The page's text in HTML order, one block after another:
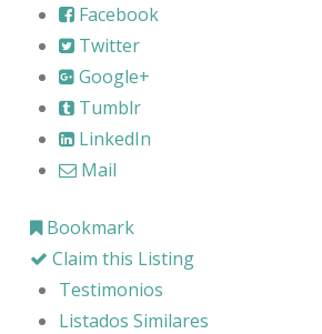
Facebook
Twitter
Google+
Tumblr
LinkedIn
Mail
Bookmark
Claim this Listing
Testimonios
Listados Similares